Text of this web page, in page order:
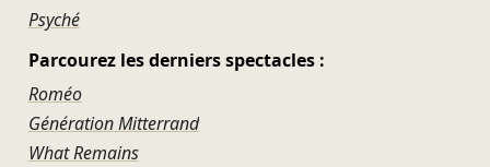
Psyché
Parcourez les derniers spectacles :
Roméo
Génération Mitterrand
What Remains